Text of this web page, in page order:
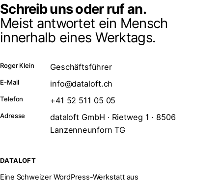
Schreib uns oder ruf an.
Meist antwortet ein Mensch
innerhalb eines Werktags.
Roger Klein Geschäftsführer
E-Mail info@dataloft.ch
Telefon +41 52 511 05 05
Adresse
dataloft GmbH · Rietweg 1 · 8506
Lanzenneunforn TG
DATALOFT
Eine Schweizer WordPress-Werkstatt aus